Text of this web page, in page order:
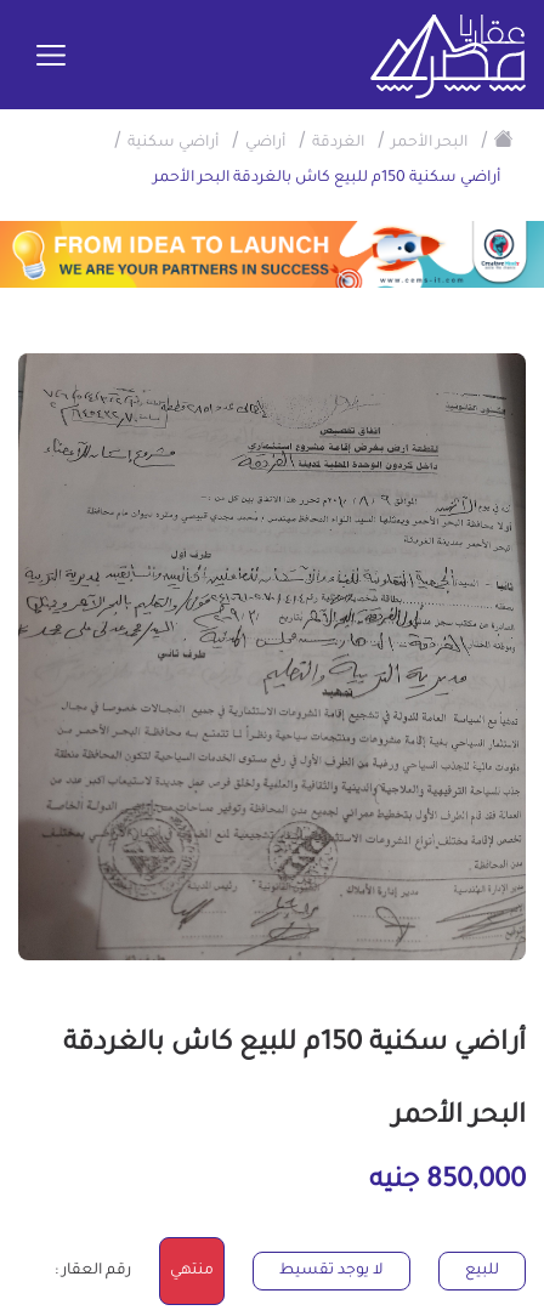
/ البحر الأحمر / الغردقة / أراضي / أراضي سكنية /
أراضي سكنية 150م للبيع كاش بالغردقة البحر الأحمر
أراضي سكنية 150م للبيع كاش بالغردقة
البحر الأحمر
850,000 جنيه
للبيع لا يوجد تقسيط منتهي رقم العقار :